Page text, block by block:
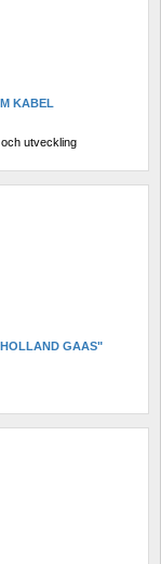
KABEL
utveckling
GAAS"